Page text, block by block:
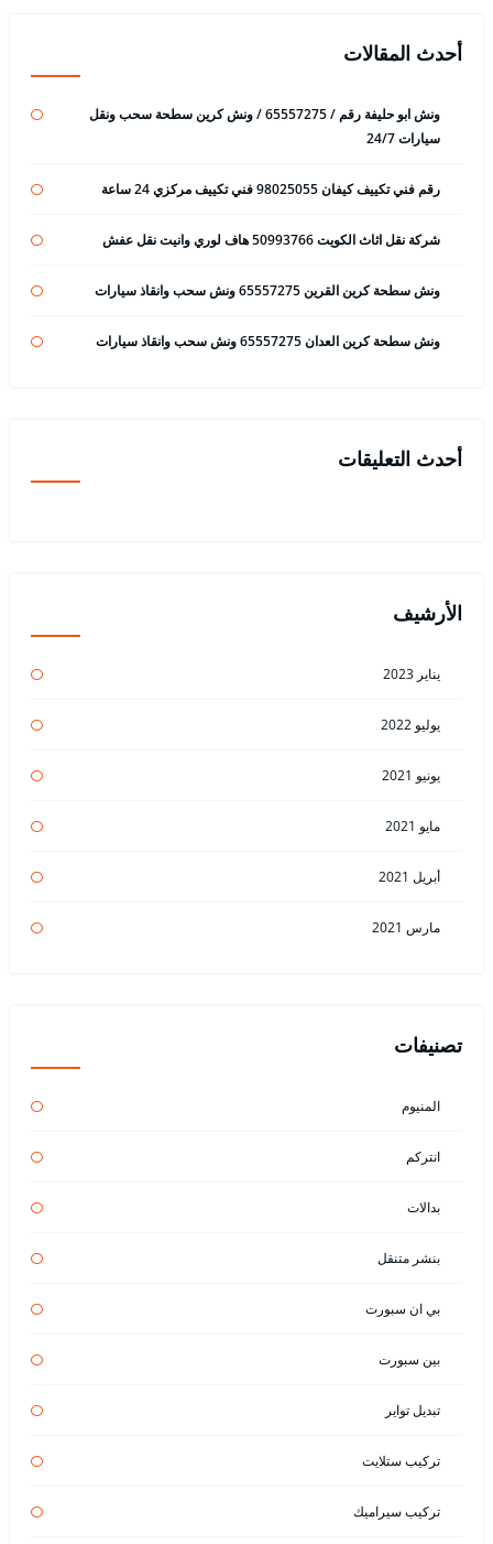
أحدث المقالات
ونش ابو حليفة رقم / 65557275 / ونش كرين سطحة سحب ونقل
سيارات 24/7
رقم فني تكييف كيفان 98025055 فني تكييف مركزي 24 ساعة
شركة نقل اثاث الكويت 50993766 هاف لوري وانيت نقل عفش
ونش سطحة كرين القرين 65557275 ونش سحب وانقاذ سيارات
ونش سطحة كرين العدان 65557275 ونش سحب وانقاذ سيارات
أحدث التعليقات
الأرشيف
يناير 2023
يوليو 2022
يونيو 2021
مايو 2021
أبريل 2021
مارس 2021
تصنيفات
المنيوم
انتركم
بدالات
بنشر متنقل
بي ان سبورت
بين سبورت
تبديل تواير
تركيب ستلايت
تركيب سيراميك